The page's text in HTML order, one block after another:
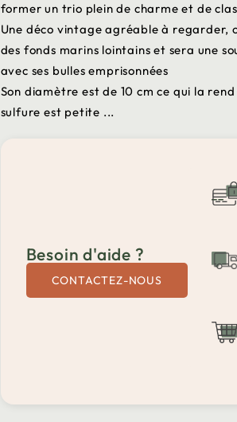
former un trio plein de charme et de
Une déco vintage agréable à
des fonds marins lointains et sera une
avec ses bulles emprisonnées
Son diamètre est de 10 cm ce qui la
sulfure est petite ...
Besoin d'aide ?
CONTACTEZ-NOUS